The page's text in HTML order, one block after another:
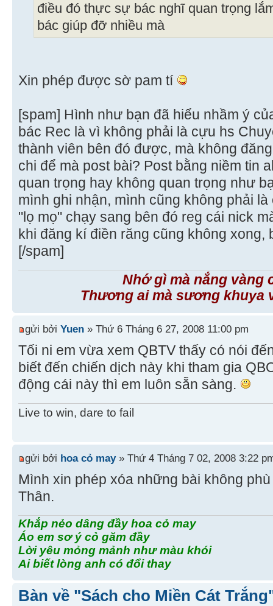
điều đó thực sự bác nghĩ quan trọng
bác giúp đỡ nhiều mà
Xin phép được sờ pam tí
[spam] Hình như bạn đã hiểu nhầm ý
bác Rec là vì không phải là cựu hs
thành viên bên đó được, mà không
chi để mà post bài? Post bằng niềm tin
quan trọng hay không quan trọng như
mình ghi nhận, mình cũng không phải
"lọ mọ" chạy sang bên đó reg cái nick
khi đăng kí điền răng cũng không
[/spam]
Nhớ gì mà nắng vàng
Thương ai mà sương khuya
gửi bởi Yuen » Thứ 6 Tháng 6 27, 2008 11:00 pm
Tối ni em vừa xem QBTV thấy có nói
biết đến chiến dịch này khi tham gia
động cái này thì em luôn sẵn sàng.
Live to win, dare to fail
gửi bởi hoa cỏ may» Thứ 4 Tháng 7 02, 2008 3:22
Mình xin phép xóa những bài không
Thân.
Khắp nẻo dâng đầy hoa cỏ may
Áo em sơ ý cỏ găm đầy
Lời yêu mỏng mảnh như màu khói
Ai biết lòng anh có đổi thay
Bàn về "Sách cho Miền Cát